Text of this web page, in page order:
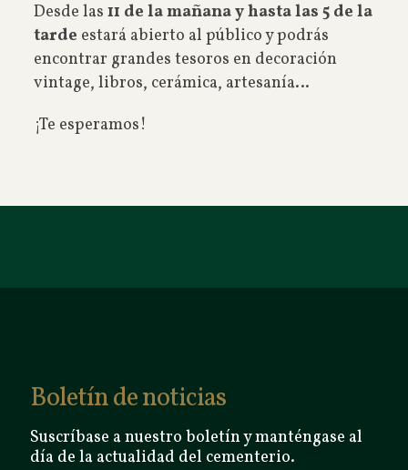
Desde las 11 de la mañana y hasta las 5 de la
tarde estará abierto al público y podrás
encontrar grandes tesoros en decoración
vintage, libros, cerámica, artesanía…
¡Te esperamos!
Boletín de noticias
Suscríbase a nuestro boletín y manténgase al
día de la actualidad del cementerio.